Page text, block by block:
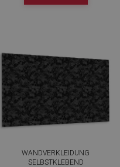
WANDVERKLEIDUNG
SELBSTKLEBEND